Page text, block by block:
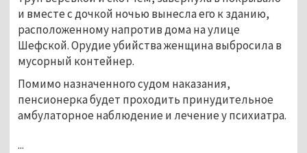
и вместе с дочкой ночью вынесла его к зданию,
расположенному напротив дома на улице
Шефской. Орудие убийства женщина выбросила в
мусорный контейнер.
Помимо назначенного судом наказания,
пенсионерка будет проходить принудительное
амбулаторное наблюдение и лечение у психиатра.
...